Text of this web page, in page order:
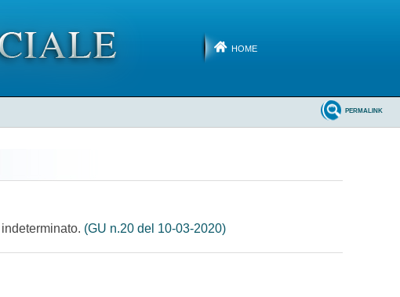
HOME
PERMALINK
(GU n.20 del 10-03-2020)